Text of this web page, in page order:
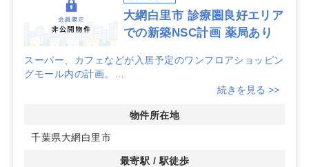
大網白里市 診療圏良好エリア
での新築NSC計画 薬局あり
スーパー、カフェなどが入居予定のワンフロアショッピン
グモール内の計画。
も可能です！
続きを見る >>
物件所在地
千葉県大網白里市
最寄駅 / 駅徒歩